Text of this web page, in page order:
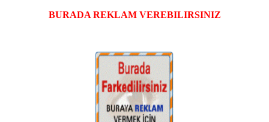
BURADA REKLAM VEREBILIRSINIZ